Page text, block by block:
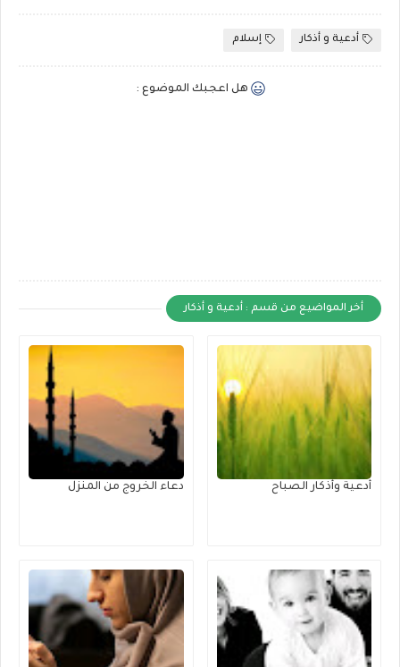
أدعية و أذكار إسلام
هل اعجبك الموضوع :
أخر المواضيع من قسم : أدعية و أذكار
أدعية وأذكار الصباح دعاء الخروج من المنزل